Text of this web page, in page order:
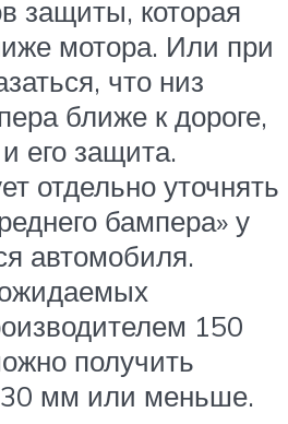
защиты, которая
мотора. Или при
что низ
ближе к дороге,
его защита.
отдельно уточнять
бампера» у
автомобиля.
150
получить
мм или меньше.